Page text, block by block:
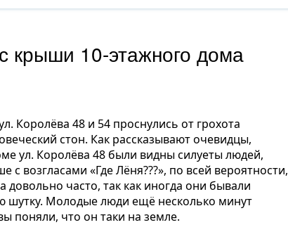
крыши 10-этажного дома
Королёва 48 и 54 проснулись от грохота
стон. Как рассказывают очевидцы,
ул. Королёва 48 были видны силуеты людей,
возгласами «Где Лёня???», по всей вероятности,
часто, так как иногда они бывали
шутку. Молодые люди ещё несколько минут
поняли, что он таки на земле.